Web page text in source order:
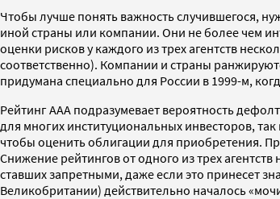
Чтобы лучше понять важность случившегося,
иной страны или компании. Они не более чем
оценки рисков у каждого из трех агентств
соответственно). Компании и страны
придумана специально для России в 1999-м,
Рейтинг AAA подразумевает вероятность
для многих институциональных инвесторов,
чтобы оценить облигации для приобретения.
Снижение рейтингов от одного из трех
ставших запретными, даже если это принесет
Великобритании) действительно началось